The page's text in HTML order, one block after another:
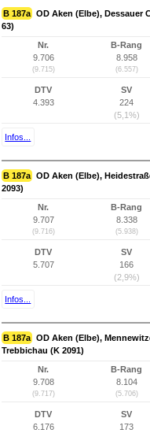
B 187a OD Aken (Elbe), Dessauer
63)
Nr.
9.706
(9.715)
B-Rang
8.958
(6.557)
DTV
4.393
SV
224
(5,1%)
Infos...
B 187a OD Aken (Elbe),
2093)
Nr.
9.707
(9.716)
B-Rang
8.338
(5.938)
DTV
5.707
SV
166
(2,9%)
Infos...
B 187a OD Aken (Elbe),
Trebbichau (K 2091)
Nr.
9.708
(9.717)
B-Rang
8.104
(5.706)
DTV
6.176
SV
173